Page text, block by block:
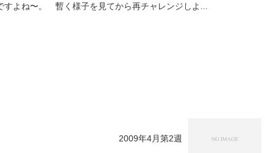
すよね〜。 暫く様子を見てから再チャレンジしよ...
2009年4月第2週